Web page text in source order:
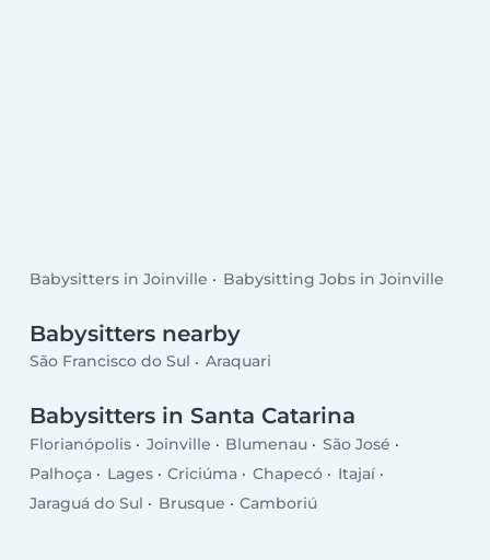
Babysitters in Joinville Babysitting Jobs in Joinville
Babysitters nearby
São Francisco do Sul Araquari
Babysitters in Santa Catarina
Florianópolis Joinville Blumenau
São José
Palhoça
Lages Criciúma Chapecó
Itajaí
Jaraguá do Sul
Brusque Camboriú